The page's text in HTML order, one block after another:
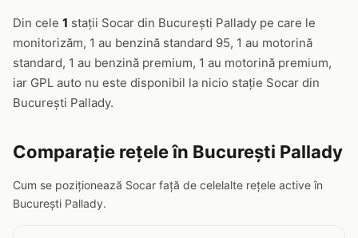
Din cele 1 stații Socar din București Pallady pe care le
monitorizăm, 1 au benzină standard 95, 1 au motorină
standard, 1 au benzină premium, 1 au motorină premium,
iar GPL auto nu este disponibil la nicio stație Socar din
București Pallady.
Comparație rețele în București Pallady
Cum se poziționează Socar față de celelalte rețele active în
București Pallady.